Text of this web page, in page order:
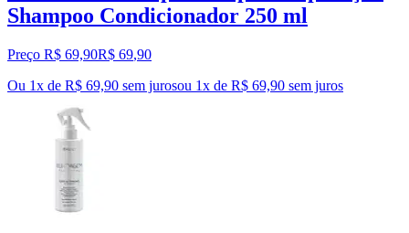
Shampoo Condicionador 250 ml
Preço R$ 69,90R$ 69,90
Ou 1x de R$ 69,90 sem jurosou 1x de R$ 69,90 sem juros